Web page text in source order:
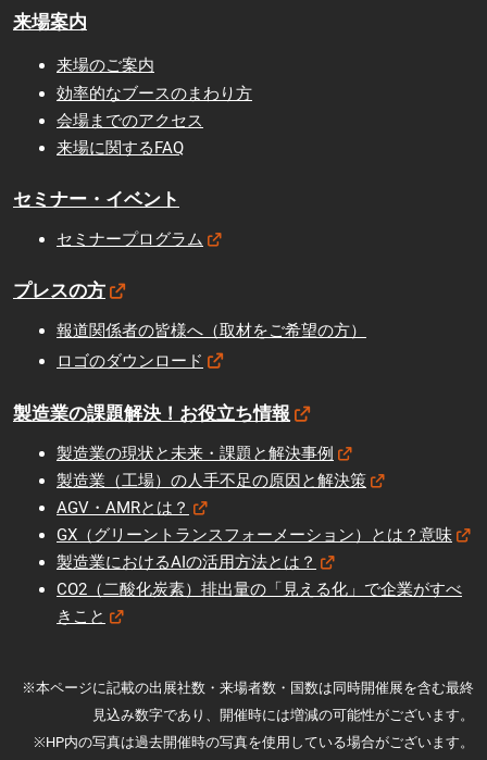
来場案内
来場のご案内
効率的なブースのまわり方
会場までのアクセス
来場に関するFAQ
セミナー・イベント
セミナープログラム
プレスの方
報道関係者の皆様へ（取材をご希望の方）
ロゴのダウンロード
製造業の課題解決！お役立ち情報
製造業の現状と未来・課題と解決事例
製造業（工場）の人手不足の原因と解決策
AGV・AMRとは？
GX（グリーントランスフォーメーション）とは？意味
製造業におけるAIの活用方法とは？
CO2（二酸化炭素）排出量の「見える化」で企業がすべ
きこと
※本ページに記載の出展社数・来場者数・国数は同時開催展を含む最終
見込み数字であり、開催時には増減の可能性がございます。
※HP内の写真は過去開催時の写真を使用している場合がございます。